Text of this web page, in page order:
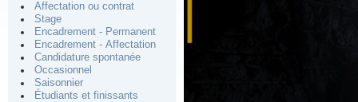
Affectation ou contrat
Stage
Encadrement - Permanent
Encadrement - Affectation
Candidature spontanée
Occasionnel
Saisonnier
Étudiants et finissants